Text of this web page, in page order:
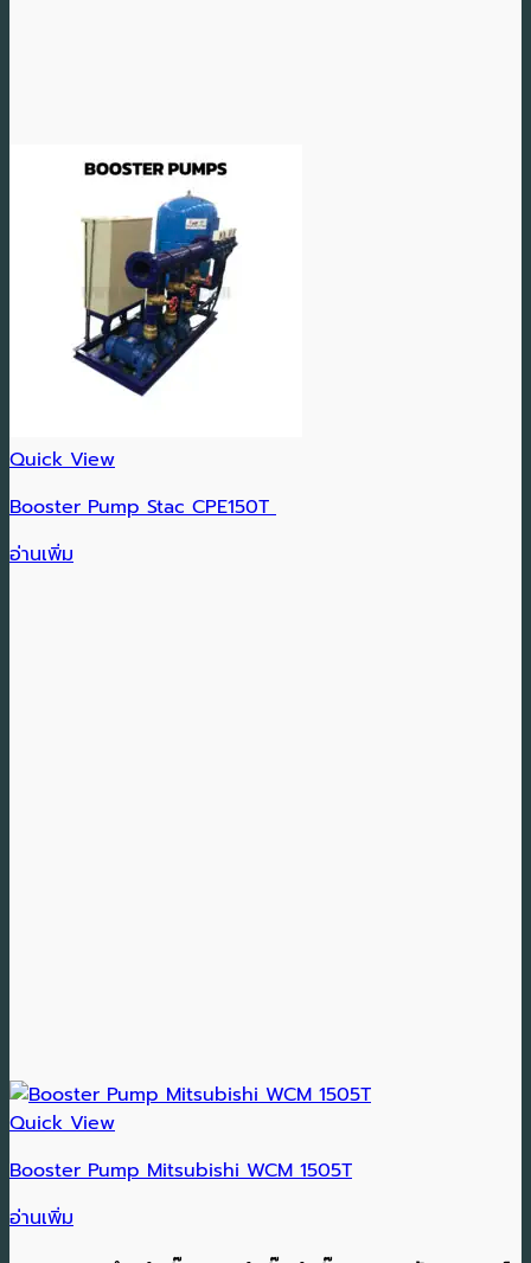
Quick View
Booster Pump Stac CPE150T
อ่านเพิ่ม
Quick View
Booster Pump Mitsubishi WCM 1505T
อ่านเพิ่ม